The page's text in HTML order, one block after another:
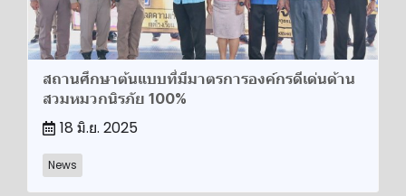
สถานศึกษาต้นแบบที่มีมาตรการองค์กรดีเด่นด้าน
สวมหมวกนิรภัย 100%
18 มิ.ย. 2025
News